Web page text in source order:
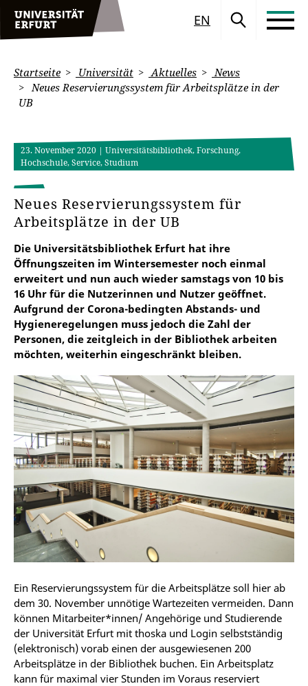
EN
Startseite Universität Aktuelles
News
Neues Reservierungssystem für Arbeitsplätze in der
UB
23. November 2020 | Universitätsbibliothek, Forschung,
Hochschule, Service, Studium
Neues Reservierungssystem für
Arbeitsplätze in der UB
Die Universitätsbibliothek Erfurt hat ihre
Öffnungszeiten im Wintersemester noch einmal
erweitert und nun auch wieder samstags von 10 bis
16 Uhr für die Nutzerinnen und Nutzer geöffnet.
Aufgrund der Corona-bedingten Abstands- und
Hygieneregelungen muss jedoch die Zahl der
Personen, die zeitgleich in der Bibliothek arbeiten
möchten, weiterhin eingeschränkt bleiben.
Ein Reservierungssystem für die Arbeitsplätze soll hier ab
dem 30. November unnötige Wartezeiten vermeiden. Dann
können Mitarbeiter*innen/ Angehörige und Studierende
der Universität Erfurt mit thoska und Login selbstständig
(elektronisch) vorab einen der ausgewiesenen 200
Arbeitsplätze in der Bibliothek buchen. Ein Arbeitsplatz
kann für maximal vier Stunden im Voraus reserviert